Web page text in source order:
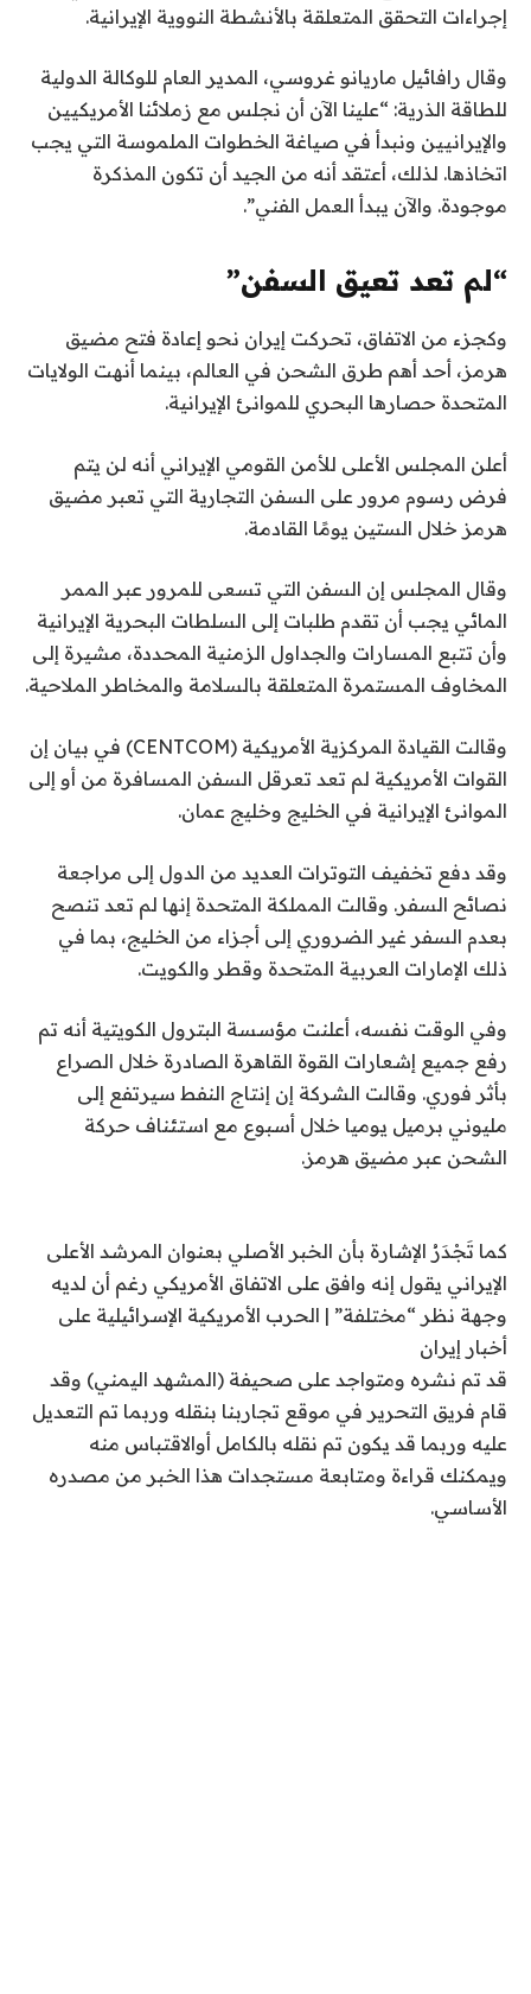
إجراءات التحقق المتعلقة بالأنشطة النووية الإيرانية.
وقال رافائيل ماريانو غروسي، المدير العام للوكالة الدولية
للطاقة الذرية: “علينا الآن أن نجلس مع زملائنا الأمريكيين
والإيرانيين ونبدأ في صياغة الخطوات الملموسة التي يجب
اتخاذها. لذلك، أعتقد أنه من الجيد أن تكون المذكرة
موجودة. والآن يبدأ العمل الفني”.
“لم تعد تعيق السفن”
وكجزء من الاتفاق، تحركت إيران نحو إعادة فتح مضيق
هرمز، أحد أهم طرق الشحن في العالم، بينما أنهت الولايات
المتحدة حصارها البحري للموانئ الإيرانية.
أعلن المجلس الأعلى للأمن القومي الإيراني أنه لن يتم
فرض رسوم مرور على السفن التجارية التي تعبر مضيق
هرمز خلال الستين يومًا القادمة.
وقال المجلس إن السفن التي تسعى للمرور عبر الممر
المائي يجب أن تقدم طلبات إلى السلطات البحرية الإيرانية
وأن تتبع المسارات والجداول الزمنية المحددة، مشيرة إلى
المخاوف المستمرة المتعلقة بالسلامة والمخاطر الملاحية.
وقالت القيادة المركزية الأمريكية (CENTCOM) في بيان إن
القوات الأمريكية لم تعد تعرقل السفن المسافرة من أو إلى
الموانئ الإيرانية في الخليج وخليج عمان.
وقد دفع تخفيف التوترات العديد من الدول إلى مراجعة
نصائح السفر. وقالت المملكة المتحدة إنها لم تعد تنصح
بعدم السفر غير الضروري إلى أجزاء من الخليج، بما في
ذلك الإمارات العربية المتحدة وقطر والكويت.
وفي الوقت نفسه، أعلنت مؤسسة البترول الكويتية أنه تم
رفع جميع إشعارات القوة القاهرة الصادرة خلال الصراع
بأثر فوري. وقالت الشركة إن إنتاج النفط سيرتفع إلى
مليوني برميل يوميا خلال أسبوع مع استئناف حركة
الشحن عبر مضيق هرمز.
كما تَجْدَرُ الإشارة بأن الخبر الأصلي بعنوان المرشد الأعلى
الإيراني يقول إنه وافق على الاتفاق الأمريكي رغم أن لديه
وجهة نظر “مختلفة” | الحرب الأمريكية الإسرائيلية على
أخبار إيران
قد تم نشره ومتواجد على صحيفة (المشهد اليمني) وقد
قام فريق التحرير في موقع تجاربنا بنقله وربما تم التعديل
عليه وربما قد يكون تم نقله بالكامل أوالاقتباس منه
ويمكنك قراءة ومتابعة مستجدات هذا الخبر من مصدره
الأساسي.